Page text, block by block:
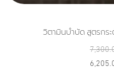
วิตามินบำบัด สูตรกร